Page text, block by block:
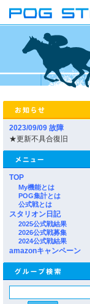
2023/09/09 故障
★更新不具合復旧
TOP
My機能とは
POG集計とは
公式戦とは
スタリオン日記
2025公式戦結果
2026公式戦募集
2024公式戦結果
amazonキャンペーン